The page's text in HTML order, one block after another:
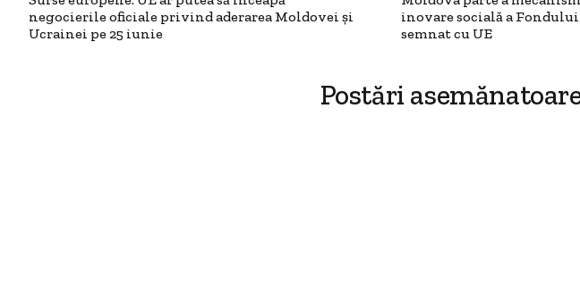
negocierile oficiale privind aderarea Moldovei și
Ucrainei pe 25 iunie
inovare socială a
semnat cu UE
Postări